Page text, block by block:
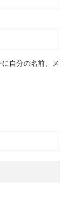
自分の名前、メ